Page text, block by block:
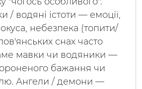
/ водяні істоти — емоції,
небезпека (топити/
снах часто
мавки чи водяники —
бажання чи
Ангели / демони —